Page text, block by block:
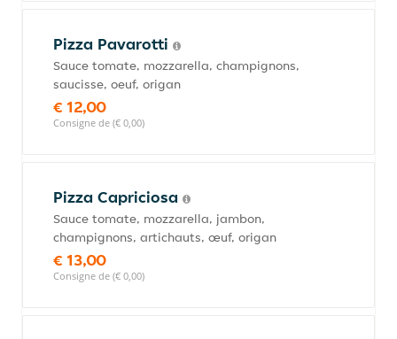
Pizza Pavarotti
Sauce tomate, mozzarella, champignons,
saucisse, oeuf, origan
€ 12,00
Consigne de (€ 0,00)
Pizza Capriciosa
Sauce tomate, mozzarella, jambon,
champignons, artichauts, œuf, origan
€ 13,00
Consigne de (€ 0,00)